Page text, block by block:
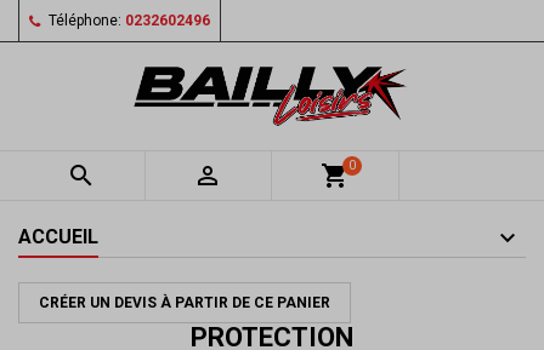
Téléphone: 0232602496
  shopping_cart0
ACCUEIL
CRÉER UN DEVIS À PARTIR DE CE PANIER
PROTECTION